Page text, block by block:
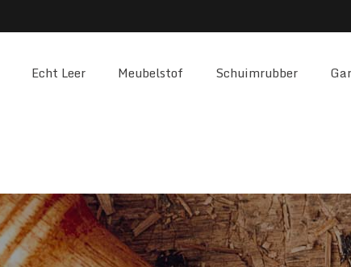
Echt Leer Meubelstof Schuimrubber